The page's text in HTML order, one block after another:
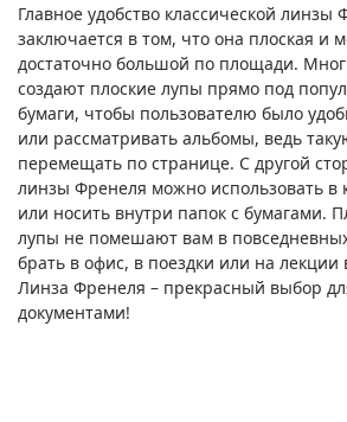
Главное удобство классической линзы
заключается в том, что она плоская и
достаточно большой по площади.
создают плоские лупы прямо под
бумаги, чтобы пользователю было
или рассматривать альбомы, ведь
перемещать по странице. С другой
линзы Френеля можно использовать в
или носить внутри папок с бумагами.
лупы не помешают вам в
брать в офис, в поездки или на лекции
Линза Френеля – прекрасный выбор
документами!